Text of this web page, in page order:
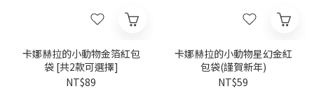
卡娜赫拉的小動物金箔紅包
袋 [共2款可選擇]
NT$89
卡娜赫拉的小動物星幻金紅
包袋(謹賀新年)
NT$59